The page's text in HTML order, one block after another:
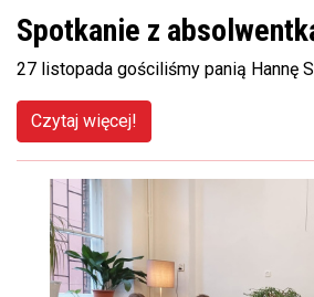
Spotkanie z
27 listopada gościliśmy panią Hannę
Czytaj więcej!